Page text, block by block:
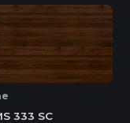
333 SC